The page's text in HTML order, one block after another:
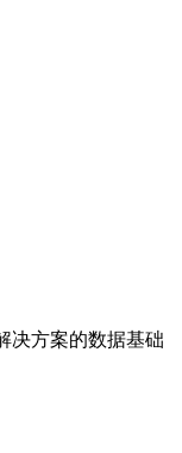
决方案的数据基础